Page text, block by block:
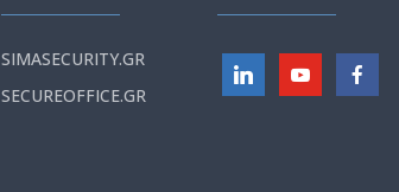
SIMASECURITY.GR
SECUREOFFICE.GR